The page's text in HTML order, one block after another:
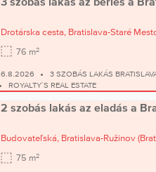
Drotárska cesta, Bratislava-Staré
76 m2
6.8.2026
3 SZOBÁS LAKÁS
ROYALTY´S REAL ESTATE
2 szobás lakás az eladás a
Budovateľská, Bratislava-Ružinov
75 m2